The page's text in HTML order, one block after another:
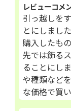
レビューコメ
引っ越しを
とにしまし
購入したも
先では飾る
ることにし
や種類など
な価格で買